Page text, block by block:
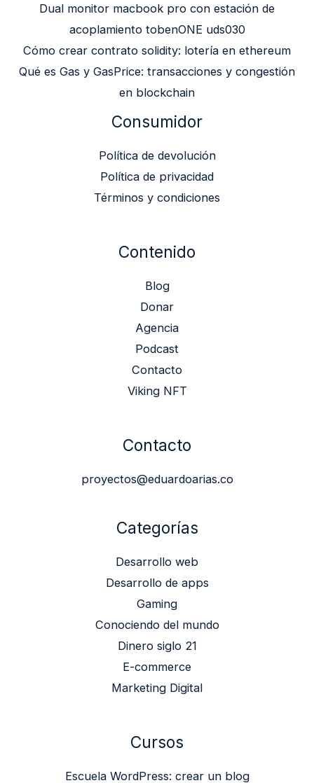
Dual monitor macbook pro con estación de
acoplamiento tobenONE uds030
Cómo crear contrato solidity: lotería en ethereum
Qué es Gas y GasPrice: transacciones y congestión
en blockchain
Consumidor
Política de devolución
Política de privacidad
Términos y condiciones
Contenido
Blog
Donar
Agencia
Podcast
Contacto
Viking NFT
Contacto
proyectos@eduardoarias.co
Categorías
Desarrollo web
Desarrollo de apps
Gaming
Conociendo del mundo
Dinero siglo 21
E-commerce
Marketing Digital
Cursos
Escuela WordPress: crear un blog